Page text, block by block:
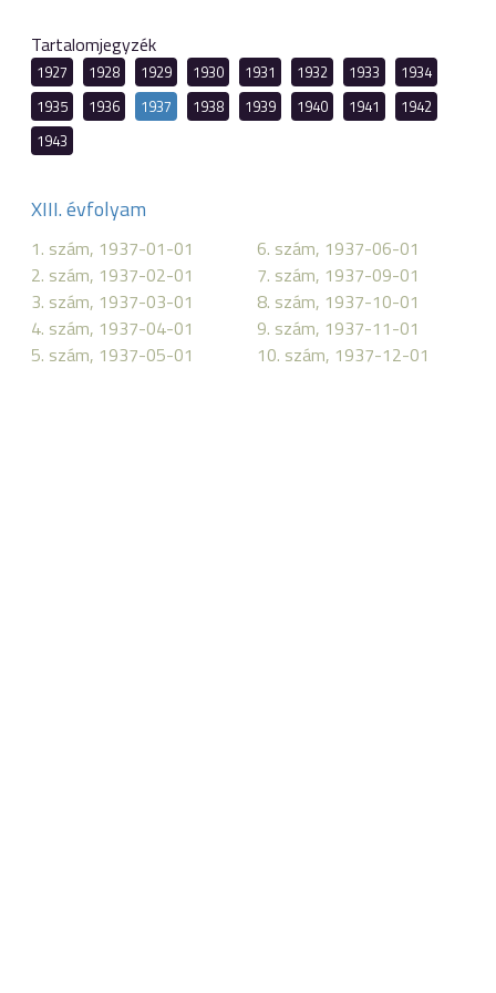
Tartalomjegyzék
1927 1928 1929 1930 1931 1932 1933
1934
1935
1936 1937 1938 1939 1940 1941
1942
1943
XIII. évfolyam
1. szám, 1937-01-01
2. szám, 1937-02-01
3. szám, 1937-03-01
4. szám, 1937-04-01
5. szám, 1937-05-01
6. szám, 1937-06-01
7. szám, 1937-09-01
8. szám, 1937-10-01
9. szám, 1937-11-01
10. szám, 1937-12-01